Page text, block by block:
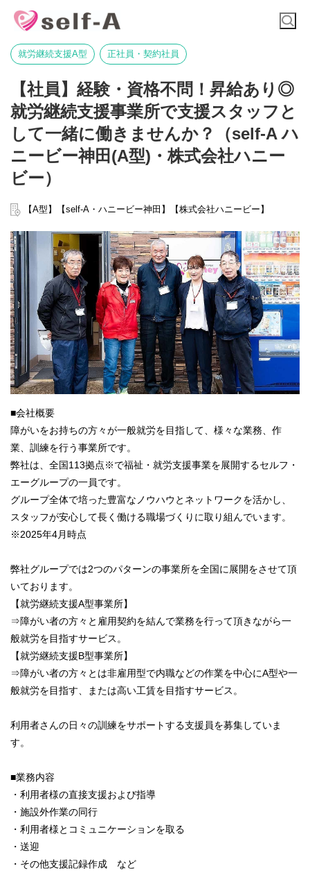
就労継続支援A型 正社員・契約社員
【社員】経験・資格不問！昇給あり◎
就労継続支援事業所で支援スタッフと
して一緒に働きませんか？（self-A ハ
ニービー神田(A型)・株式会社ハニー
ビー）
【A型】【self-A・ハニービー神田】【株式会社ハニービー】
■会社概要
障がいをお持ちの方々が一般就労を目指して、様々な業務、作
業、訓練を行う事業所です。
弊社は、全国113拠点※で福祉・就労支援事業を展開するセルフ・
エーグループの一員です。
グループ全体で培った豊富なノウハウとネットワークを活かし、
スタッフが安心して長く働ける職場づくりに取り組んでいます。
※2025年4月時点
弊社グループでは2つのパターンの事業所を全国に展開をさせて頂
いております。
【就労継続支援A型事業所】
⇒障がい者の方々と雇用契約を結んで業務を行って頂きながら一
般就労を目指すサービス。
【就労継続支援B型事業所】
⇒障がい者の方々とは非雇用型で内職などの作業を中心にA型や一
般就労を目指す、または高い工賃を目指すサービス。
利用者さんの日々の訓練をサポートする支援員を募集していま
す。
■業務内容
・利用者様の直接支援および指導
・施設外作業の同行
・利用者様とコミュニケーションを取る
・送迎
・その他支援記録作成 など